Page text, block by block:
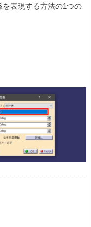
表現する方法の1つの